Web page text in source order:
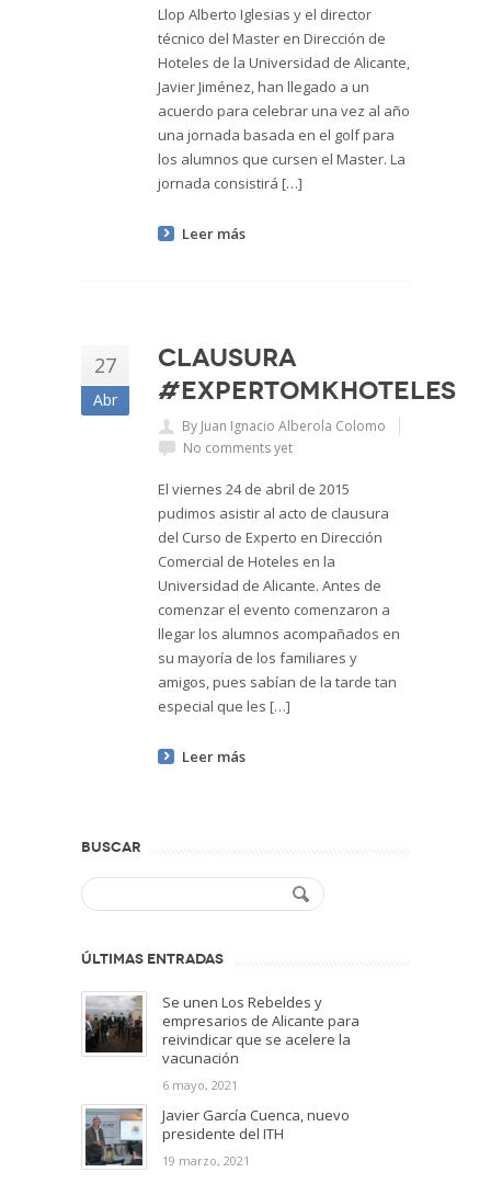
Llop Alberto Iglesias y el director
técnico del Master en Dirección de
Hoteles de la Universidad de Alicante,
Javier Jiménez, han llegado a un
acuerdo para celebrar una vez al año
una jornada basada en el golf para
los alumnos que cursen el Master. La
jornada consistirá […]
Leer más
27
Abr
CLAUSURA
#EXPERTOMKHOTELES
By Juan Ignacio Alberola Colomo
No comments yet
El viernes 24 de abril de 2015
pudimos asistir al acto de clausura
del Curso de Experto en Dirección
Comercial de Hoteles en la
Universidad de Alicante. Antes de
comenzar el evento comenzaron a
llegar los alumnos acompañados en
su mayoría de los familiares y
amigos, pues sabían de la tarde tan
especial que les […]
Leer más
BUSCAR
ÚLTIMAS ENTRADAS
Se unen Los Rebeldes y
empresarios de Alicante para
reivindicar que se acelere la
vacunación
6 mayo, 2021
Javier García Cuenca, nuevo
presidente del ITH
19 marzo, 2021